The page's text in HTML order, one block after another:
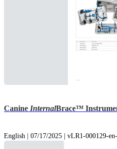
Canine InternalBrace™
English | 07/17/2025 | vLR1-000129-